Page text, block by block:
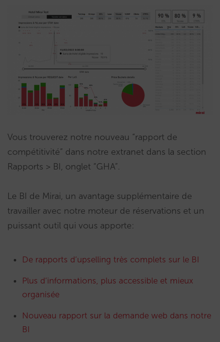
Vous trouverez notre nouveau “rapport de
compétitivité” dans notre extranet dans la section
Rapports > BI, onglet “GHA”.
Le BI de Mirai, un avantage supplémentaire de
travailler avec notre moteur de réservations et un
puissant outil qui vous apporte:
De rapports d’upselling très complets sur le BI
Plus d’informations, plus accessible et mieux
organisée
Nouveau rapport sur la demande web dans notre
BI